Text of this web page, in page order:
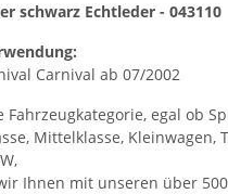
schwarz Echtleder - 043110
Carnival ab 07/2002
Fahrzeugkategorie, egal ob
Mittelklasse, Kleinwagen,
Ihnen mit unseren über 500